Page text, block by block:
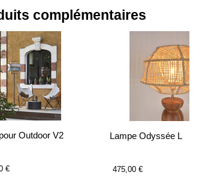
complémentaires
Outdoor V2
€
Lampe Odyssée L
475,00 €